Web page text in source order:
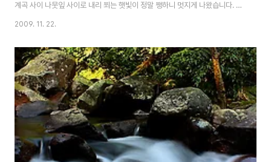
계곡 사이 나뭇잎 사이로 내리 쬐는 햇빛이 정말 쨍하니 멋지게 나왔습니다. 시
원함이 느껴지는 계곡 풍경과 물내림을 보니 마음이라도 시원해집니다. 오늘
2009. 11. 22.